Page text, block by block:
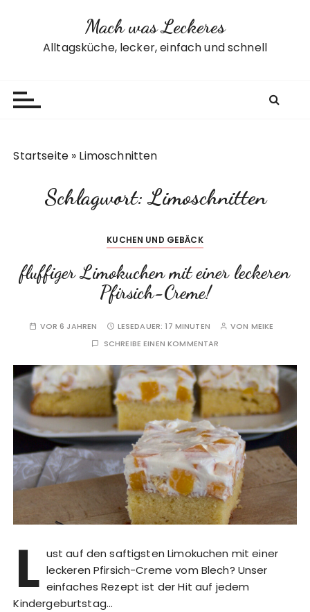
Mach was Leckeres
Alltagsküche, lecker, einfach und schnell
Startseite » Limoschnitten
Schlagwort:Limoschnitten
KUCHEN UND GEBÄCK
fluffiger Limokuchen mit einer leckeren
Pfirsich-Creme!
VOR 6 JAHREN LESEDAUER:17 MINUTEN VON MEIKE
SCHREIBE EINEN KOMMENTAR
L ust auf den saftigsten Limokuchen mit einer
leckeren Pfirsich-Creme vom Blech? Unser
einfaches Rezept ist der Hit auf jedem
Kindergeburtstag…